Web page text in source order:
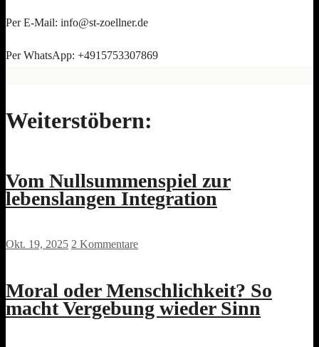
Per E-Mail: info@st-zoellner.de
Per WhatsApp: +4915753307869
Weiterstöbern:
Vom Nullsummenspiel zur
lebenslangen Integration
Okt. 19, 2025 2 Kommentare
Moral oder Menschlichkeit? So
macht Vergebung wieder Sinn